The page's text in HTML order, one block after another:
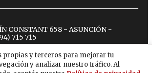
propias y terceros para mejorar tu
y analizar nuestro tráfico. Al
CONSTANT 658 - ASUNCIÓN -
715 715
facebook
tiktokyoutubespotify